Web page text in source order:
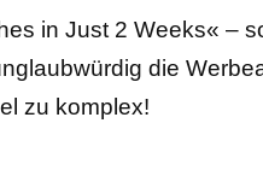
in Just 2 Weeks« –
die
zu komplex!